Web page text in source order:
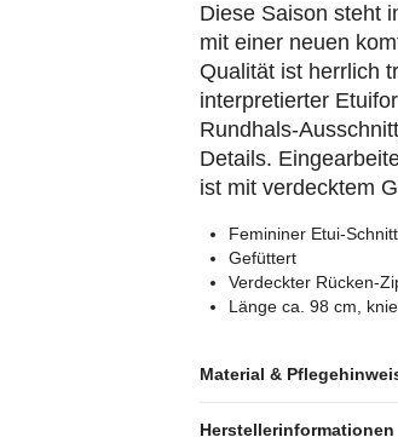
Diese Saison steht
mit einer neuen
Qualität ist herrlich
interpretierter
Rundhals-
Details.
ist mit verdecktem
Femininer Etui-Schnitt
Gefüttert
Verdeckter Rücken-
Länge ca. 98 cm,
Material &
Herstellerinformationen